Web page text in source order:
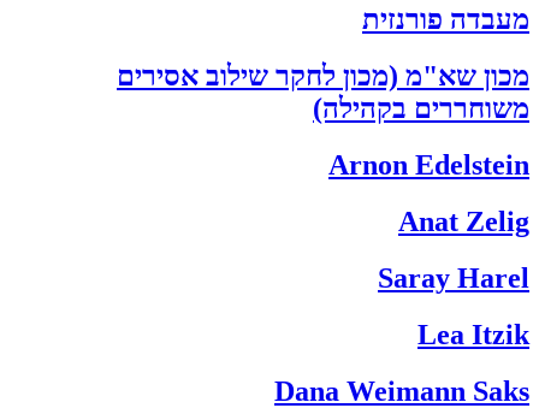
מעבדה פורנזית
מכון שא"מ (מכון לחקר שילוב אסירים
משוחררים בקהילה)
Arnon Edelstein
Anat Zelig
Saray Harel
Lea Itzik
Dana Weimann Saks